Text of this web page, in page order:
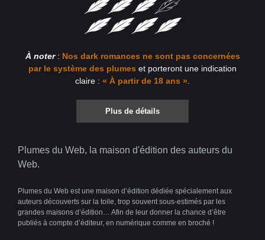
À noter: Nos dark romances ne sont pas concernées
par le système des plumes et porteront une indication
claire : « À partir de 18 ans ».
Plus de détails
Plumes du Web, la maison d'édition des auteurs du
Web.
Plumes du Web est une maison d’édition dédiée spécialement aux
auteurs découverts sur la toile, trop souvent sous-estimés par les
grandes maisons d’édition… Afin de leur donner la chance d’être
publiés à compte d’éditeur, en numérique comme en broché !